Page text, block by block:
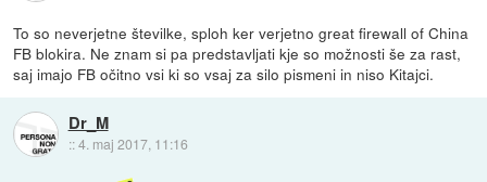
To so neverjetne številke, sploh ker verjetno great firewall of China
FB blokira. Ne znam si pa predstavljati kje so možnosti še za rast,
saj imajo FB očitno vsi ki so vsaj za silo pismeni in niso Kitajci.
Dr_M
::4. maj 2017, 11:16